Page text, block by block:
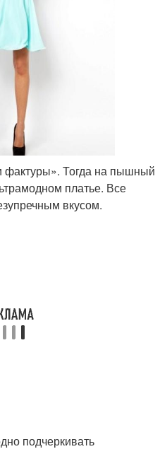
фактуры». Тогда на пышный
платье. Все
вкусом.
подчеркивать